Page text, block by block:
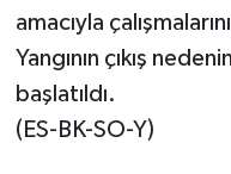
amacıyla
Yangının çıkış
başlatıldı.
(ES-BK-SO-Y)